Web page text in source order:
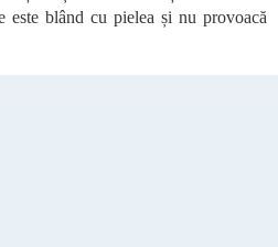
i
este blând cu pielea și nu provoacă